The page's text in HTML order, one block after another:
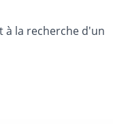
à la recherche d'un